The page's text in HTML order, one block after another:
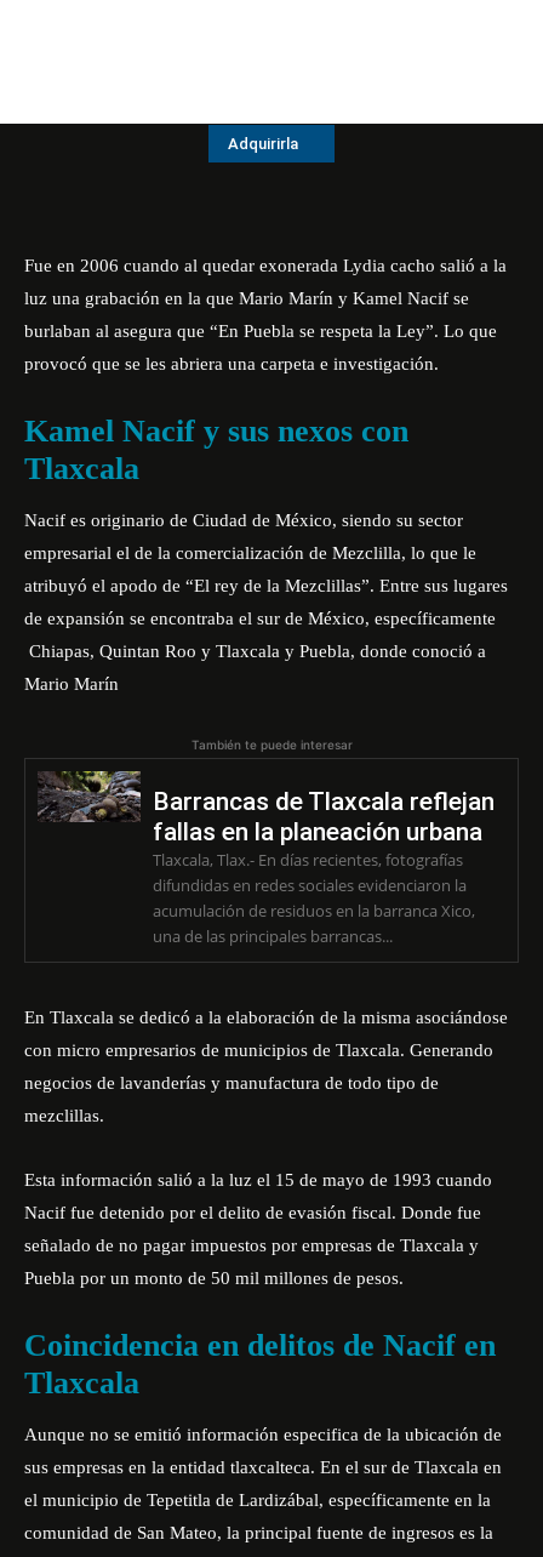
Adquirirla
Fue en 2006 cuando al quedar exonerada Lydia cacho salió a la
luz una grabación en la que Mario Marín y Kamel Nacif se
burlaban al asegura que “En Puebla se respeta la Ley”. Lo que
provocó que se les abriera una carpeta e investigación.
Kamel Nacif y sus nexos con
Tlaxcala
Nacif es originario de Ciudad de México, siendo su sector
empresarial el de la comercialización de Mezclilla, lo que le
atribuyó el apodo de “El rey de la Mezclillas”. Entre sus lugares
de expansión se encontraba el sur de México, específicamente
Chiapas, Quintan Roo y Tlaxcala y Puebla, donde conoció a
Mario Marín
También te puede interesar
Barrancas de Tlaxcala reflejan
fallas en la planeación urbana
Tlaxcala, Tlax.- En días recientes, fotografías
difundidas en redes sociales evidenciaron la
acumulación de residuos en la barranca Xico,
una de las principales barrancas...
En Tlaxcala se dedicó a la elaboración de la misma asociándose
con micro empresarios de municipios de Tlaxcala. Generando
negocios de lavanderías y manufactura de todo tipo de
mezclillas.
Esta información salió a la luz el 15 de mayo de 1993 cuando
Nacif fue detenido por el delito de evasión fiscal. Donde fue
señalado de no pagar impuestos por empresas de Tlaxcala y
Puebla por un monto de 50 mil millones de pesos.
Coincidencia en delitos de Nacif en
Tlaxcala
Aunque no se emitió información especifica de la ubicación de
sus empresas en la entidad tlaxcalteca. En el sur de Tlaxcala en
el municipio de Tepetitla de Lardizábal, específicamente en la
comunidad de San Mateo, la principal fuente de ingresos es la